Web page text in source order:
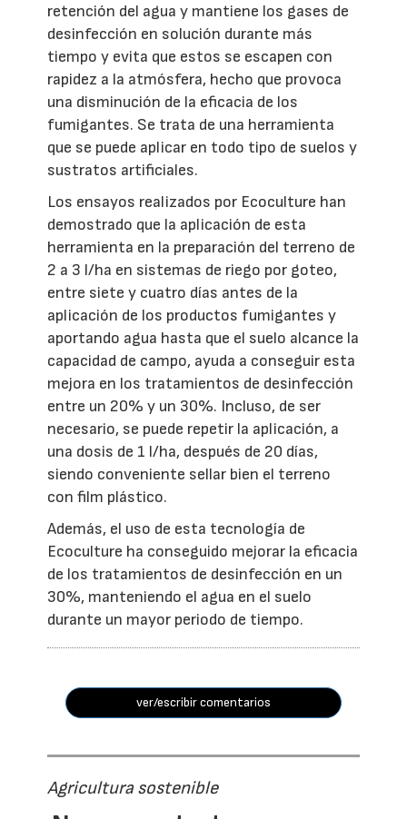
retención del agua y mantiene los gases de
desinfección en solución durante más
tiempo y evita que estos se escapen con
rapidez a la atmósfera, hecho que provoca
una disminución de la eficacia de los
fumigantes. Se trata de una herramienta
que se puede aplicar en todo tipo de suelos y
sustratos artificiales.
Los ensayos realizados por Ecoculture han
demostrado que la aplicación de esta
herramienta en la preparación del terreno de
2 a 3 l/ha en sistemas de riego por goteo,
entre siete y cuatro días antes de la
aplicación de los productos fumigantes y
aportando agua hasta que el suelo alcance la
capacidad de campo, ayuda a conseguir esta
mejora en los tratamientos de desinfección
entre un 20% y un 30%. Incluso, de ser
necesario, se puede repetir la aplicación, a
una dosis de 1 l/ha, después de 20 días,
siendo conveniente sellar bien el terreno
con film plástico.
Además, el uso de esta tecnología de
Ecoculture ha conseguido mejorar la eficacia
de los tratamientos de desinfección en un
30%, manteniendo el agua en el suelo
durante un mayor periodo de tiempo.
ver/escribir comentarios
Agricultura sostenible